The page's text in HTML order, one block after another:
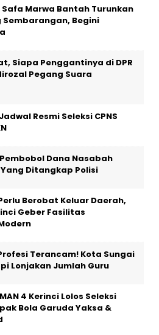
Safa Marwa Bantah Turunkan
Sembarangan, Begini
Siapa Penggantinya di DPR
Pegang Suara
Resmi Seleksi CPNS
Dana Nasabah
Ditangkap Polisi
Berobat Keluar Daerah,
Geber Fasilitas
Terancam! Kota Sungai
Lonjakan Jumlah Guru
4 Kerinci Lolos Seleksi
Bola Garuda Yaksa &